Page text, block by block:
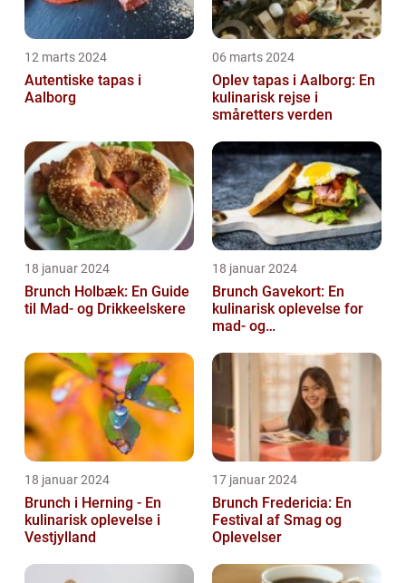
12 marts 2024
Autentiske tapas i
Aalborg
06 marts 2024
Oplev tapas i Aalborg: En
kulinarisk rejse i
småretters verden
18 januar 2024
Brunch Holbæk: En Guide
til Mad- og Drikkeelskere
18 januar 2024
Brunch Gavekort: En
kulinarisk oplevelse for
mad- og
18 januar 2024
Brunch i Herning - En
kulinarisk oplevelse i
Vestjylland
17 januar 2024
Brunch Fredericia: En
Festival af Smag og
Oplevelser